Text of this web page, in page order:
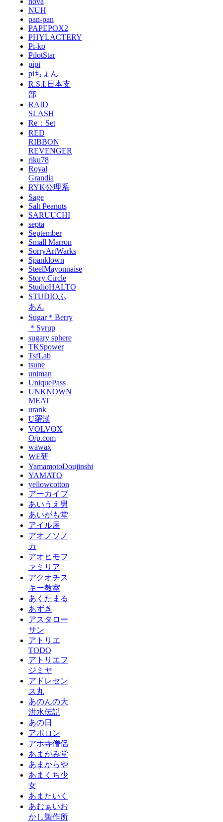
NUH
pan-pan
PAPEPOX2
PHYLACTERY
Pi-ko
PilotStar
pipi
piちょん
R.S.I.日本支
部
RAID
SLASH
Re：Set
RED
RIBBON
REVENGER
riku78
Royal
Grandia
RYK公理系
Sage
Salt Peanuts
SARUUCHI
septa
September
Small Marron
SorryArtWarks
Spanklown
SteelMayonnaise
Story Circle
StudioHALTO
STUDIOふ
あん
Sugar＊Berry
＊Syrup
sugary sphere
TKSpower
TsfLab
tsune
uniman
UniquePass
UNKNOWN
MEAT
urank
U羅漢
VOLVOX
O/p.com
wawax
WE研
YamamotoDoujinshi
YAMATO
yellowcotton
アーカイブ
あいうえ男
あいがも堂
アイル屋
アオノソノ
カ
アオヒモフ
ァミリア
アクオチス
キー教室
あくたまる
あずき
アスタロー
サン
アトリエ
TODO
アトリエフ
ジミヤ
アドレセン
ス丸
あのんの大
洪水伝説
あの日
アポロン
アホ寺僧侶
あまがみ堂
あまからや
あまくち少
女
あまたいく
あむぁいお
かし製作所